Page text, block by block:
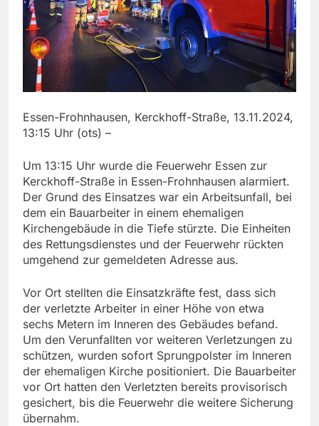
Essen-Frohnhausen, Kerckhoff-Straße, 13.11.2024,
13:15 Uhr (ots) –
Um 13:15 Uhr wurde die Feuerwehr Essen zur
Kerckhoff-Straße in Essen-Frohnhausen alarmiert.
Der Grund des Einsatzes war ein Arbeitsunfall, bei
dem ein Bauarbeiter in einem ehemaligen
Kirchengebäude in die Tiefe stürzte. Die Einheiten
des Rettungsdienstes und der Feuerwehr rückten
umgehend zur gemeldeten Adresse aus.
Vor Ort stellten die Einsatzkräfte fest, dass sich
der verletzte Arbeiter in einer Höhe von etwa
sechs Metern im Inneren des Gebäudes befand.
Um den Verunfallten vor weiteren Verletzungen zu
schützen, wurden sofort Sprungpolster im Inneren
der ehemaligen Kirche positioniert. Die Bauarbeiter
vor Ort hatten den Verletzten bereits provisorisch
gesichert, bis die Feuerwehr die weitere Sicherung
übernahm.